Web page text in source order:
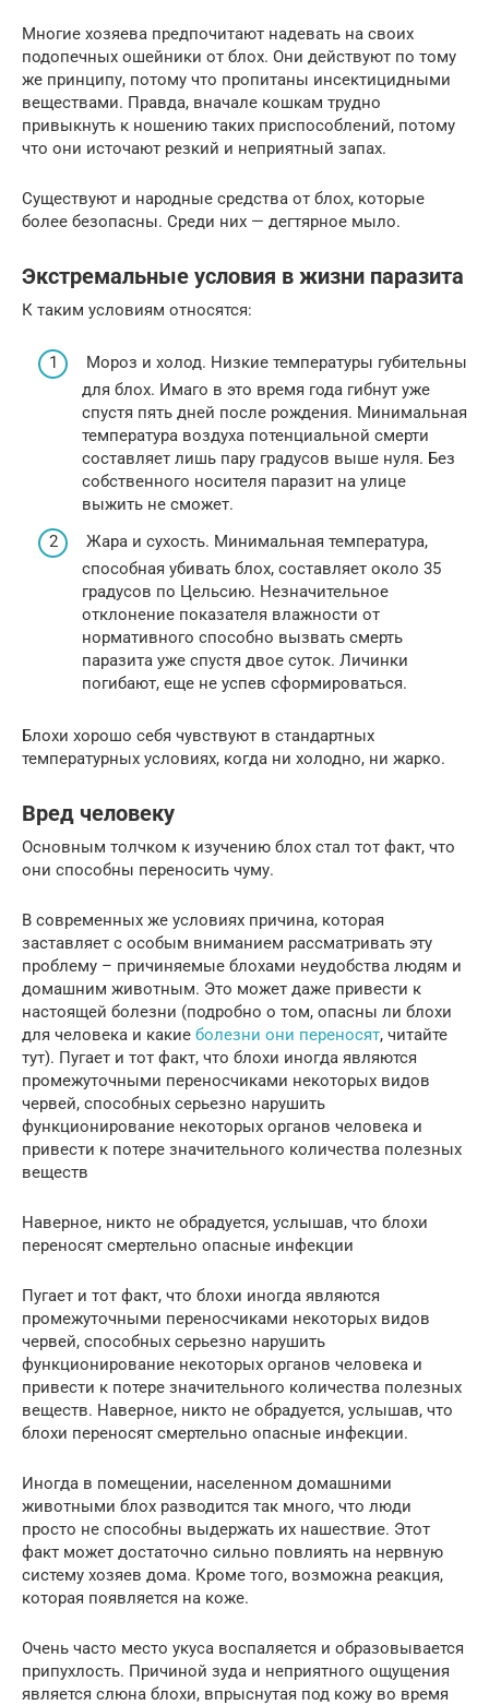
Многие хозяева предпочитают надевать на своих
подопечных ошейники от блох. Они действуют по тому
же принципу, потому что пропитаны инсектицидными
веществами. Правда, вначале кошкам трудно
привыкнуть к ношению таких приспособлений, потому
что они источают резкий и неприятный запах.
Существуют и народные средства от блох, которые
более безопасны. Среди них — дегтярное мыло.
Экстремальные условия в жизни паразита
К таким условиям относятся:
Мороз и холод. Низкие температуры губительны
для блох. Имаго в это время года гибнут уже
спустя пять дней после рождения. Минимальная
температура воздуха потенциальной смерти
составляет лишь пару градусов выше нуля. Без
собственного носителя паразит на улице
выжить не сможет.
Жара и сухость. Минимальная температура,
способная убивать блох, составляет около 35
градусов по Цельсию. Незначительное
отклонение показателя влажности от
нормативного способно вызвать смерть
паразита уже спустя двое суток. Личинки
погибают, еще не успев сформироваться.
Блохи хорошо себя чувствуют в стандартных
температурных условиях, когда ни холодно, ни жарко.
Вред человеку
Основным толчком к изучению блох стал тот факт, что
они способны переносить чуму.
В современных же условиях причина, которая
заставляет с особым вниманием рассматривать эту
проблему – причиняемые блохами неудобства людям и
домашним животным. Это может даже привести к
настоящей болезни (подробно о том, опасны ли блохи
для человека и какие болезни они переносят, читайте
тут). Пугает и тот факт, что блохи иногда являются
промежуточными переносчиками некоторых видов
червей, способных серьезно нарушить
функционирование некоторых органов человека и
привести к потере значительного количества полезных
веществ
Наверное, никто не обрадуется, услышав, что блохи
переносят смертельно опасные инфекции
Пугает и тот факт, что блохи иногда являются
промежуточными переносчиками некоторых видов
червей, способных серьезно нарушить
функционирование некоторых органов человека и
привести к потере значительного количества полезных
веществ. Наверное, никто не обрадуется, услышав, что
блохи переносят смертельно опасные инфекции.
Иногда в помещении, населенном домашними
животными блох разводится так много, что люди
просто не способны выдержать их нашествие. Этот
факт может достаточно сильно повлиять на нервную
систему хозяев дома. Кроме того, возможна реакция,
которая появляется на коже.
Очень часто место укуса воспаляется и образовывается
припухлость. Причиной зуда и неприятного ощущения
является слюна блохи, впрыснутая под кожу во время